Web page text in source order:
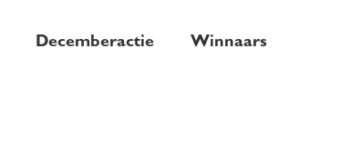
Decemberactie Winnaars